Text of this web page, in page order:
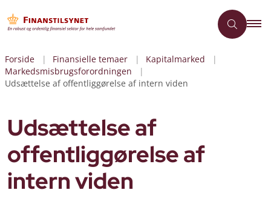
Forside Finansielle temaer
Kapitalmarked
Markedsmisbrugsforordningen
Udsættelse af offentliggørelse af intern viden
Udsættelse af
offentliggørelse af
intern viden